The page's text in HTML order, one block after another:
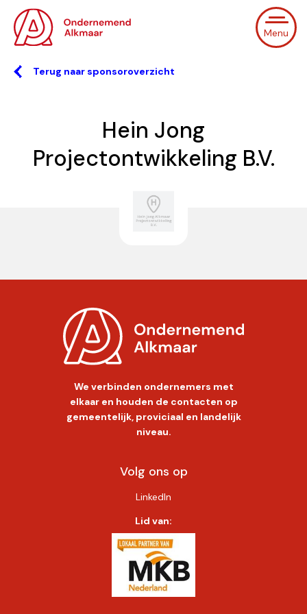
Menu
Terug naar sponsoroverzicht
Hein Jong
Projectontwikkeling B.V.
We verbinden ondernemers met
elkaar en houden de contacten op
gemeentelijk, proviciaal en landelijk
niveau.
Volg ons op
LinkedIn
Lid van: